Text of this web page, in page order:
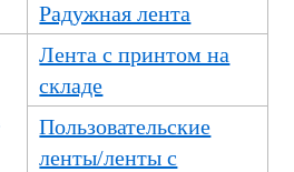
Радужная лента
Лента с принтом на
складе
Пользовательские
ленты/ленты с